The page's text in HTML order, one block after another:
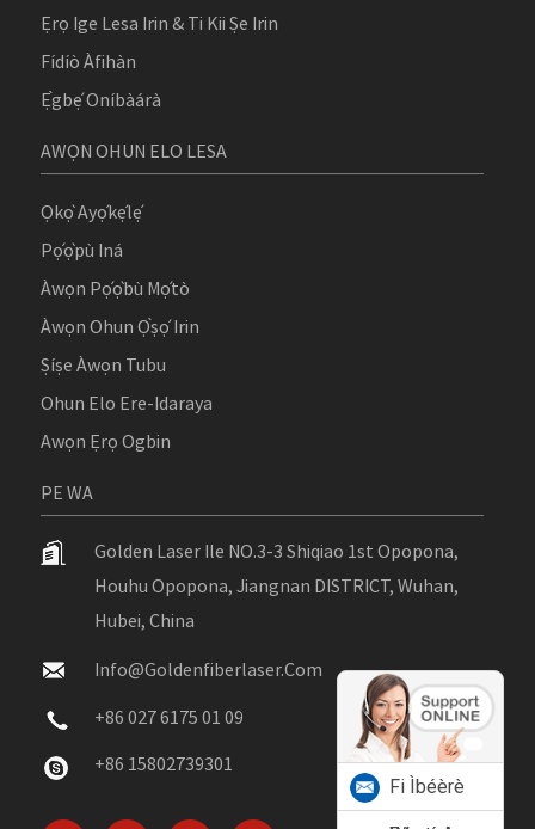
Ẹrọ Ige Lesa Irin & Ti Kii Ṣe Irin
Fídíò Àfihàn
Ẹ̀gbẹ́ Oníbàárà
AWỌN OHUN ELO LESA
Ọkọ̀ Ayọ́kẹ́lẹ́
Pọ́ọ̀pù Iná
Àwọn Pọ́ọ̀bù Mọ́tò
Àwọn Ohun Ọ̀ṣọ́ Irin
Ṣíṣe Àwọn Tubu
Ohun Elo Ere-Idaraya
Awọn Ẹrọ Ogbin
PE WA
Golden Laser Ile NO.3-3 Shiqiao 1st Opopona,
Houhu Opopona, Jiangnan DISTRICT, Wuhan,
Hubei, China
Info@goldenfiberlaser.com
+86 027 6175 01 09
+86 15802739301
Fi Ìbéèrè